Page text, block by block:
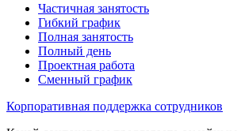
Частичная занятость
Гибкий график
Полная занятость
Полный день
Проектная работа
Сменный график
Корпоративная поддержка сотрудников